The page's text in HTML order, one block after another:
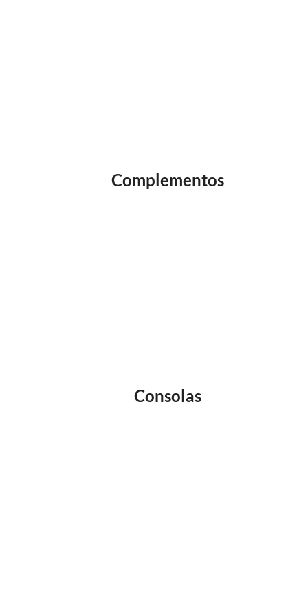
Complementos
Consolas